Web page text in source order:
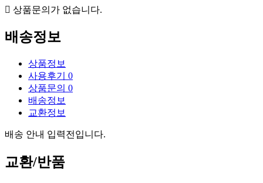
상품문의가 없습니다.
배송정보
상품정보
사용후기 0
상품문의 0
배송정보
교환정보
배송 안내 입력전입니다.
교환/반품